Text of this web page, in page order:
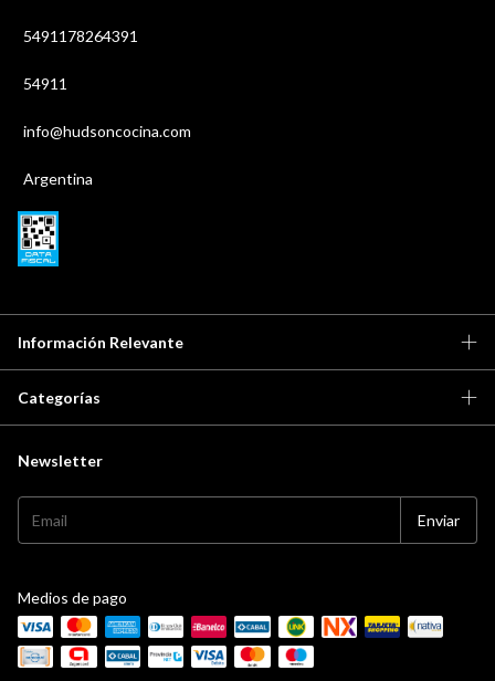
5491178264391
54911
info@hudsoncocina.com
Argentina
Información Relevante
Categorías
Newsletter
Medios de pago